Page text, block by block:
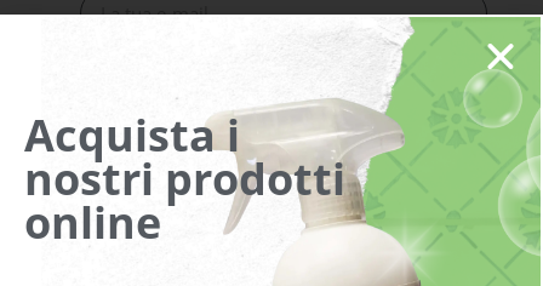
Indirizzo
Messaggio
Acquista i
nostri prodotti
online